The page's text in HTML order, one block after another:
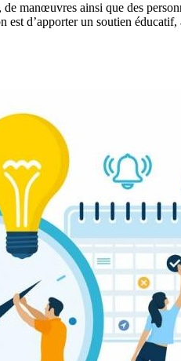
manœuvres ainsi que des
est d’apporter un soutien